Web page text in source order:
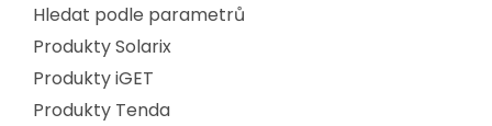
Hledat podle parametrů
Produkty Solarix
Produkty iGET
Produkty Tenda